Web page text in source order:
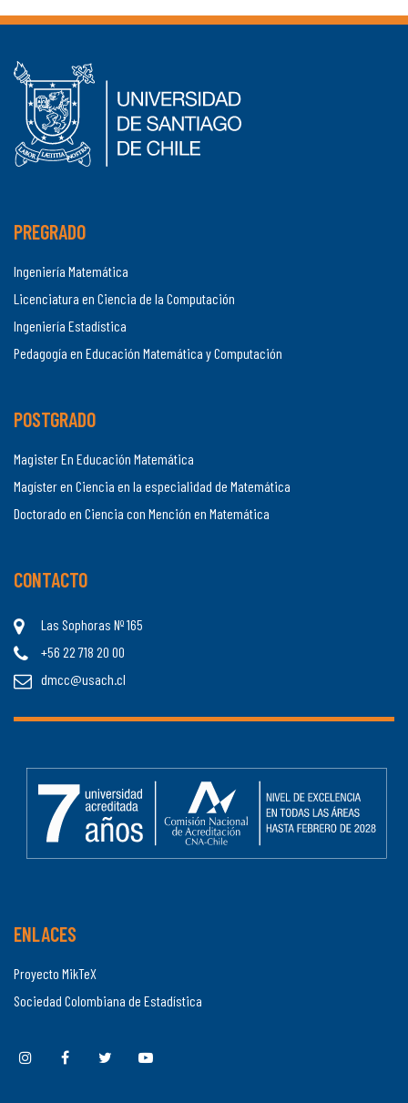
PREGRADO
Ingeniería Matemática
Licenciatura en Ciencia de la Computación
Ingeniería Estadística
Pedagogía en Educación Matemática y Computación
POSTGRADO
Magister En Educación Matemática
Magíster en Ciencia en la especialidad de Matemática
Doctorado en Ciencia con Mención en Matemática
CONTACTO
Las Sophoras Nº 165
+56 22 718 20 00
dmcc@usach.cl
ENLACES
Proyecto MikTeX
Sociedad Colombiana de Estadística